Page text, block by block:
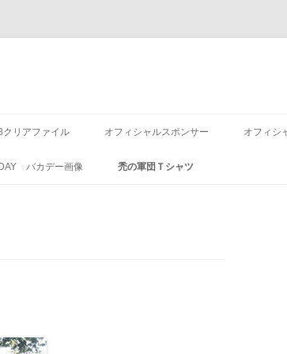
クリアファイル オフィシャルスポンサー オフィシ
バカデー画像 禿の軍団Ｔシャツ